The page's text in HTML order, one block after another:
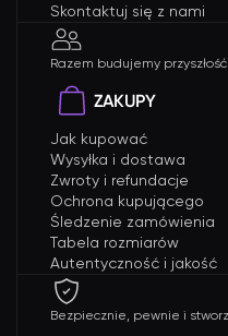
Skontaktuj się z nami
Razem budujemy
ZAKUPY
Jak kupować
Wysyłka i dostawa
Zwroty i refundacje
Ochrona kupującego
Śledzenie zamówienia
Tabela rozmiarów
Autentyczność i jakość
Bezpiecznie, pewnie i